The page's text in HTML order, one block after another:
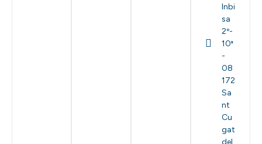
Inbi
sa
2º-
10ª
-
08
172
Sa
nt
Cu
gat
del